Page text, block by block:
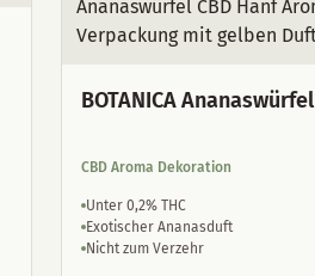
BOTANICA Ananaswürfel
CBD Aroma Dekoration
Unter 0,2% THC
Exotischer Ananasduft
Nicht zum Verzehr